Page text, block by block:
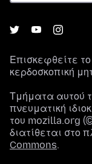
Επισκεφθείτε το
κερδοσκοπική
Τμήματα αυτού
πνευματική
του mozilla.org
διατίθεται στο
Commons.